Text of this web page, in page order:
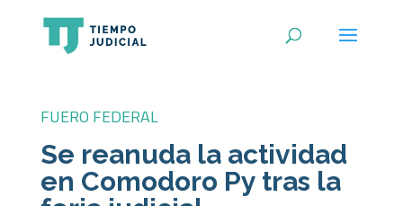
FUERO FEDERAL
Se reanuda la actividad
en Comodoro Py tras la